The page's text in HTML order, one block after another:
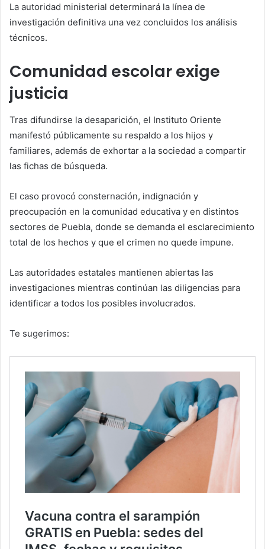
La autoridad ministerial determinará la línea de
investigación definitiva una vez concluidos los análisis
técnicos.
Comunidad escolar exige
justicia
Tras difundirse la desaparición, el Instituto Oriente
manifestó públicamente su respaldo a los hijos y
familiares, además de exhortar a la sociedad a compartir
las fichas de búsqueda.
El caso provocó consternación, indignación y
preocupación en la comunidad educativa y en distintos
sectores de Puebla, donde se demanda el esclarecimiento
total de los hechos y que el crimen no quede impune.
Las autoridades estatales mantienen abiertas las
investigaciones mientras continúan las diligencias para
identificar a todos los posibles involucrados.
Te sugerimos: